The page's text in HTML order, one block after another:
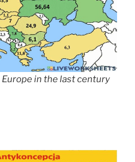
Europein the last century